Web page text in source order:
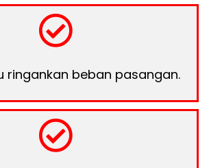
ringankan beban pasangan.